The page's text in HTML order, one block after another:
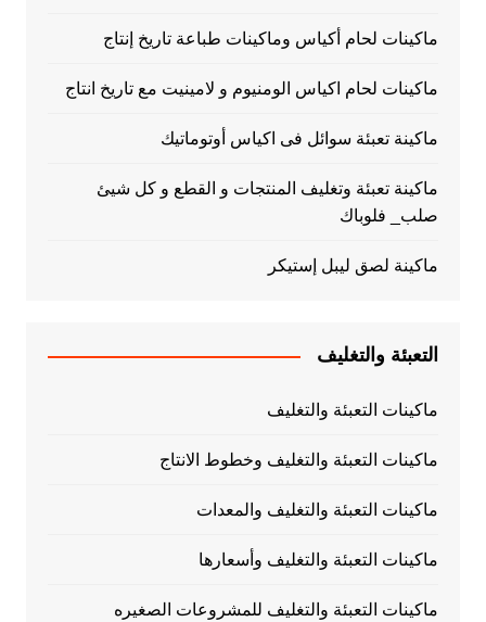
ماكينات لحام أكياس وماكينات طباعة تاريخ إنتاج
ماكينات لحام اكياس الومنيوم و لامينيت مع تاريخ انتاج
ماكينة تعبئة سوائل فى اكياس أوتوماتيك
ماكينة تعبئة وتغليف المنتجات و القطع و كل شيئ
صلب_ فلوباك
ماكينة لصق ليبل إستيكر
التعبئة والتغليف
ماكينات التعبئة والتغليف
ماكينات التعبئة والتغليف وخطوط الانتاج
ماكينات التعبئة والتغليف والمعدات
ماكينات التعبئة والتغليف وأسعارها
ماكينات التعبئة والتغليف للمشروعات الصغيره